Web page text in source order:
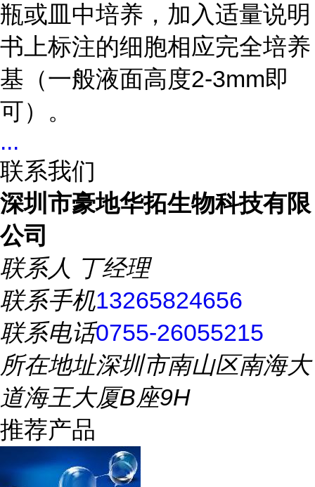
瓶或皿中培养，加入适量说明
书上标注的细胞相应完全培养
基（一般液面高度2-3mm即
可）。
...
联系我们
深圳市豪地华拓生物科技有限
公司
联系人 丁经理
联系手机13265824656
联系电话0755-26055215
所在地址深圳市南山区南海大
道海王大厦B座9H
推荐产品